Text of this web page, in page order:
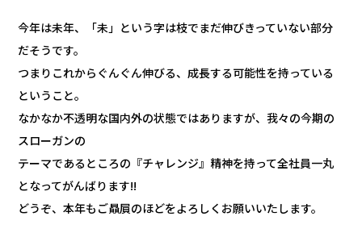
今年は未年、「未」という字は枝でまだ伸びきっていない部分
だそうです。
つまりこれからぐんぐん伸びる、成長する可能性を持っている
ということ。
なかなか不透明な国内外の状態ではありますが、我々の今期の
スローガンの
テーマであるところの『チャレンジ』精神を持って全社員一丸
となってがんばります!!
どうぞ、本年もご贔屓のほどをよろしくお願いいたします。